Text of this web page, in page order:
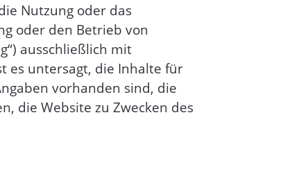
Nutzung oder das
oder den Betrieb von
ausschließlich mit
es untersagt, die Inhalte für
vorhanden sind, die
die Website zu Zwecken des